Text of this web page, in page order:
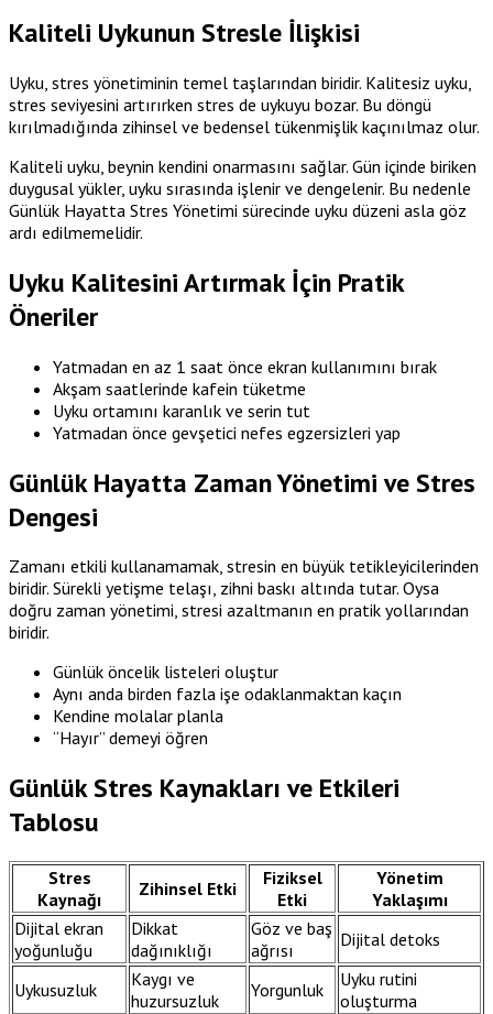
Kaliteli Uykunun Stresle İlişkisi
Uyku, stres yönetiminin temel taşlarından biridir. Kalitesiz uyku,
stres seviyesini artırırken stres de uykuyu bozar. Bu döngü
kırılmadığında zihinsel ve bedensel tükenmişlik kaçınılmaz olur.
Kaliteli uyku, beynin kendini onarmasını sağlar. Gün içinde biriken
duygusal yükler, uyku sırasında işlenir ve dengelenir. Bu nedenle
Günlük Hayatta Stres Yönetimi sürecinde uyku düzeni asla göz
ardı edilmemelidir.
Uyku Kalitesini Artırmak İçin Pratik
Öneriler
Yatmadan en az 1 saat önce ekran kullanımını bırak
Akşam saatlerinde kafein tüketme
Uyku ortamını karanlık ve serin tut
Yatmadan önce gevşetici nefes egzersizleri yap
Günlük Hayatta Zaman Yönetimi ve Stres
Dengesi
Zamanı etkili kullanamamak, stresin en büyük tetikleyicilerinden
biridir. Sürekli yetişme telaşı, zihni baskı altında tutar. Oysa
doğru zaman yönetimi, stresi azaltmanın en pratik yollarından
biridir.
Günlük öncelik listeleri oluştur
Aynı anda birden fazla işe odaklanmaktan kaçın
Kendine molalar planla
“Hayır” demeyi öğren
Günlük Stres Kaynakları ve Etkileri
Tablosu
Stres
Kaynağı
Zihinsel Etki
Fiziksel
Etki
Yönetim
Yaklaşımı
Dijital ekran
yoğunluğu
Dikkat
dağınıklığı
Göz ve baş
ağrısı
Dijital detoks
Uykusuzluk
Kaygı ve
huzursuzluk
Yorgunluk
Uyku rutini
oluşturma